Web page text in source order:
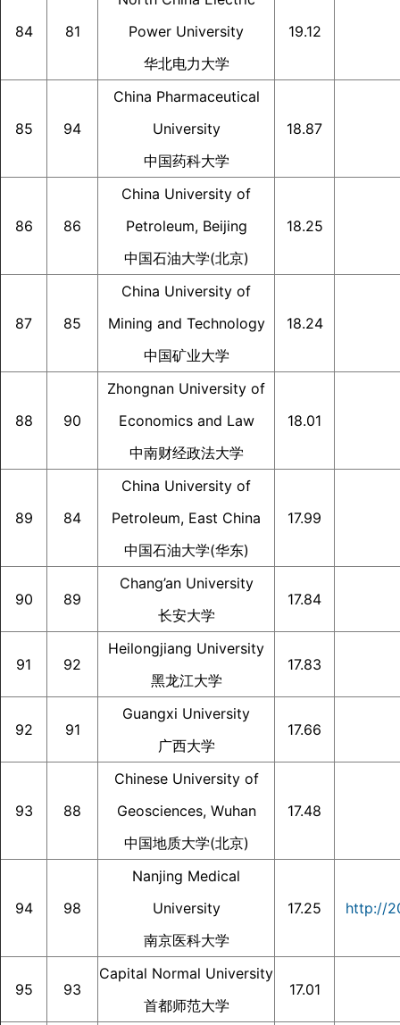
84 81
Power University
华北电力大学
19.12
85 94
China Pharmaceutical
University
中国药科大学
18.87
86 86
China University of
Petroleum, Beijing
中国石油大学(北京)
18.25
87 85
China University of
Mining and Technology
中国矿业大学
18.24
88 90
Zhongnan University of
Economics and Law
中南财经政法大学
18.01
89 84
China University of
Petroleum, East China
中国石油大学(华东)
17.99
90 89
Chang’an University
长安大学
17.84
91 92
Heilongjiang University
黑龙江大学
17.83
92 91
Guangxi University
广西大学
17.66
93 88
Chinese University of
Geosciences, Wuhan
中国地质大学(北京)
17.48
94 98
Nanjing Medical
University
南京医科大学
17.25 http://
95 93
Capital Normal University
首都师范大学
17.01